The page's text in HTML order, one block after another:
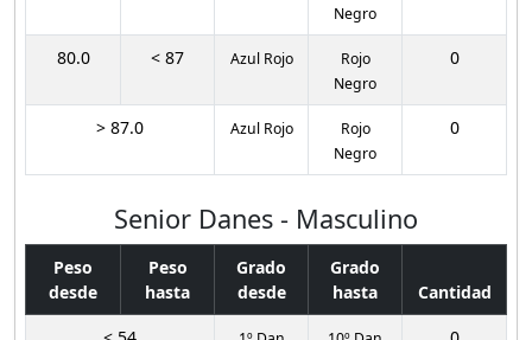
Negro
80.0 < 87 Azul Rojo
Rojo
Negro
0
> 87.0 Azul Rojo
Rojo
Negro
0
Senior Danes - Masculino
Peso
desde
Peso
hasta
Grado
desde
Grado
hasta
Cantidad